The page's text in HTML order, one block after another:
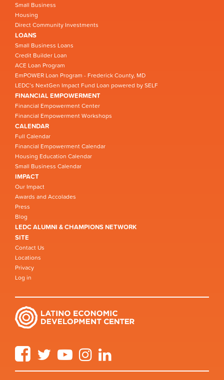
Small Business
Housing
Direct Community Investments
LOANS
Small Business Loans
Credit Builder Loan
ACE Loan Program
EmPOWER Loan Program - Frederick County, MD
LEDC’s NextGen Impact Fund Loan powered by SELF
FINANCIAL EMPOWERMENT
Financial Empowerment Center
Financial Empowerment Workshops
CALENDAR
Full Calendar
Financial Empowerment Calendar
Housing Education Calendar
Small Business Calendar
IMPACT
Our Impact
Awards and Accolades
Press
Blog
LEDC ALUMNI & CHAMPIONS NETWORK
SITE
Contact Us
Locations
Privacy
Log in
FacebookTwitter YouTube Instagram